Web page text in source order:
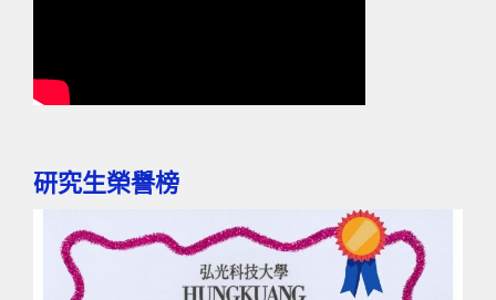
研究生榮譽榜